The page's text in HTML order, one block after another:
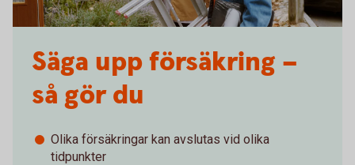
Säga upp försäkring –
så gör du
Olika försäkringar kan avslutas vid olika
tidpunkter